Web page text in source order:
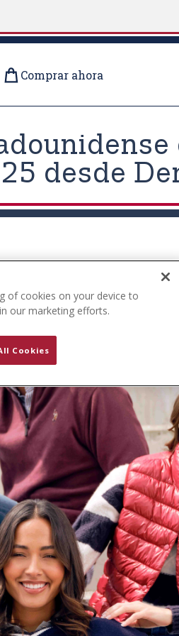
Comprar ahora
desde
of cookies on your device to
our marketing efforts.
Cookies